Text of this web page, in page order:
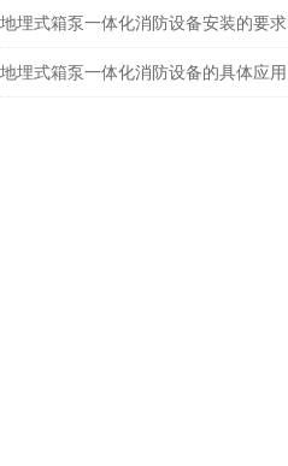
地埋式箱泵一体化消防设备安装的要求
地埋式箱泵一体化消防设备的具体应用